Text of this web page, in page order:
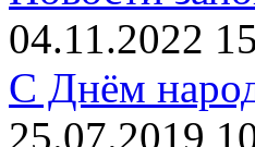
04.11.2022
С Днём
25.07.2019